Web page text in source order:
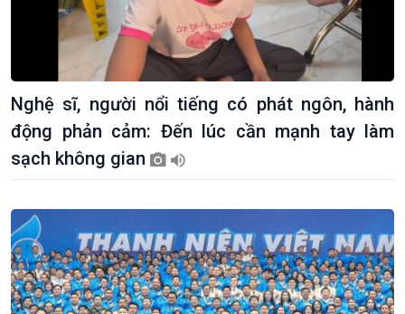
Nghệ sĩ, người nổi tiếng có phát ngôn, hành
động phản cảm: Đến lúc cần mạnh tay làm
sạch không gian